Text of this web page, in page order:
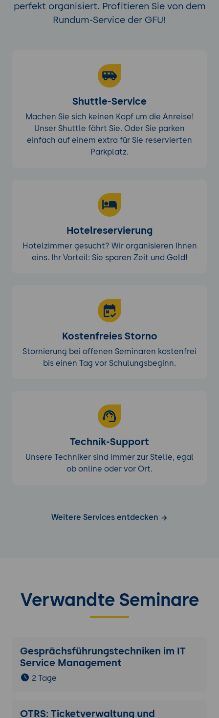
perfekt organisiert. Profitieren Sie von dem
Rundum-Service der GFU!
Shuttle-Service
Machen Sie sich keinen Kopf um die Anreise!
Unser Shuttle fährt Sie. Oder Sie parken
einfach auf einem extra für Sie reservierten
Parkplatz.
Hotelreservierung
Hotelzimmer gesucht? Wir organisieren Ihnen
eins. Ihr Vorteil: Sie sparen Zeit und Geld!
Kostenfreies Storno
Stornierung bei offenen Seminaren kostenfrei
bis einen Tag vor Schulungsbeginn.
Technik-Support
Unsere Techniker sind immer zur Stelle, egal
ob online oder vor Ort.
Weitere Services entdecken
Verwandte Seminare
Gesprächsführungstechniken im IT
Service Management
2 Tage
OTRS: Ticketverwaltung und